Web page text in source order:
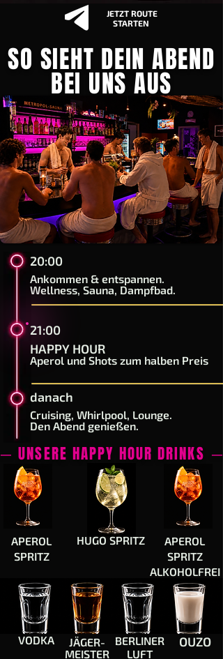
JETZT ROUTE
STARTEN
SO SIEHT DEIN ABEND
BEI UNS AUS
20:00
Ankommen & entspannen.
Wellness, Sauna, Dampfbad.
21:00
HAPPY HOUR
Aperol und Shots zum halben Preis
danach
Cruising, Whirlpool, Lounge.
Den Abend genießen.
─UNSERE HAPPY HOUR DRINKS ─
HUGO SPRITZ
APEROL
SPRITZ
APEROL
SPRITZ
ALKOHOLFREI
VODKA OUZO
JÄGER-
MEISTER
BERLINER
LUFT